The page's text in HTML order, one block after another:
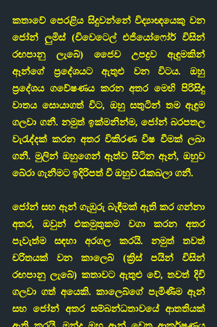
කතාවේ පෙරළිය සිදුවන්නේ විද්‍යාඥයෙකු වන
ජෝන් ලුමිස් (චිවෙටෙල් එජියෝෆෝර් විසින්
රඟපානු ලැබේ) ජෛව උපද්‍රව ඇඳුමකින්
ඈන්ගේ ප්‍රදේශයට ඇතුළු වන විටය. ඔහු
ප්‍රදේශය ගවේෂණය කරන අතර මෙහි පිරිසිදු
වාතය සොයාගත් විට, ඔහු සතුටින් තම ඇඳුම
ගලවා ගනී. නමුත් ඉක්මනින්ම, ජෝන් බරපතල
වැරැද්දක් කරන අතර විකිරණ විෂ වීමක් ලබා
ගනී. මුලින් ඔහුගෙන් ඈත්ව සිටින ඈන්, ඔහුව
බේරා ගැනීමට ඉදිරිපත් වී ඔහුව රැකබලා ගනී.
ජෝන් සහ ඈන් ගැඹුරු බැඳීමක් ඇති කර ගන්නා
අතර, ඔවුන් එකමුතුකම වගා කරන අතර
පැවැත්ම සඳහා අරගල කරයි. නමුත් තවත්
චරිතයක් වන කාලෙබ් (ක්‍රිස් පයින් විසින්
රඟපානු ලැබේ) කතාවට ඇතුළු වේ, තවත් දිවි
ගලවා ගත් අයෙකි. කාලෙබ්ගේ පැමිණීම ඈන්
සහ ජෝන් අතර සම්බන්ධතාවයේ ආතතියක්